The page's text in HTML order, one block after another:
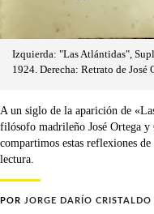
Izquierda: "Las Atlántidas",
1924. Derecha: Retrato de José
A un siglo de la aparición de
filósofo madrileño José Ortega y
compartimos estas reflexiones
lectura.
POR JORGE DARÍO